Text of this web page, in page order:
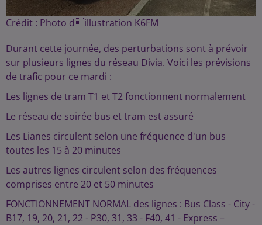
Crédit : Photo dillustration K6FM
Durant cette journée, des perturbations sont à prévoir
sur plusieurs lignes du réseau Divia. Voici les prévisions
de trafic pour ce mardi :
Les lignes de tram T1 et T2 fonctionnent normalement
Le réseau de soirée bus et tram est assuré
Les Lianes circulent selon une fréquence d'un bus
toutes les 15 à 20 minutes
Les autres lignes circulent selon des fréquences
comprises entre 20 et 50 minutes
FONCTIONNEMENT NORMAL des lignes : Bus Class - City -
B17, 19, 20, 21, 22 - P30, 31, 33 - F40, 41 - Express –